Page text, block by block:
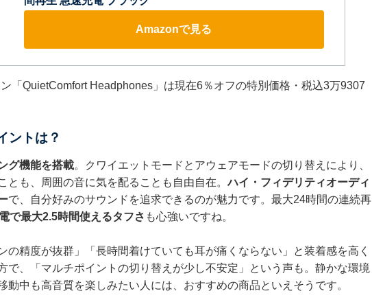
Amazonで見る
「QuietComfort Headphones」は現在6％オフの特別価格・税込3万9307
ントは？
グ機能を搭載。クワイエットモードとアウェアモードの切り替えにより、
とも、周囲の音に気を配ることも自由自在。ハイ・フィデリティオーディ
で、自分好みのサウンドを追求できるのが魅力です。最大24時間の連続再
で最大2.5時間使えるタフさ も心強いですね。
の精度が抜群」「長時間着けていても耳が痛くならない」と装着感を高く
で、「マルチポイントの切り替えが少し不安定」という声も。静かな環境
動中も高音質を楽しみたい人には、おすすめの商品といえそうです。